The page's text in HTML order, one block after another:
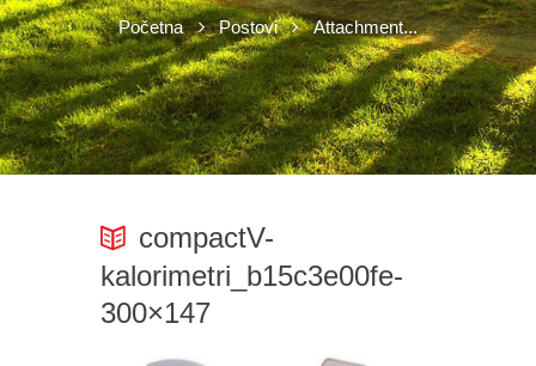
Početna Postovi Attachment...
compactV-
kalorimetri_b15c3e00fe-
300×147